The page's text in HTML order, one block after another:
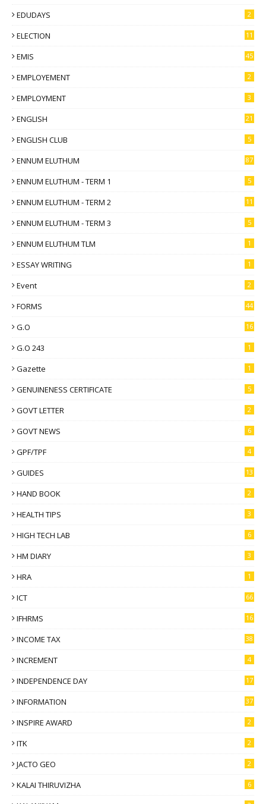
EDUDAYS 2
ELECTION 11
EMIS 45
EMPLOYEMENT 2
EMPLOYMENT 3
ENGLISH 21
ENGLISH CLUB 5
ENNUM ELUTHUM 87
ENNUM ELUTHUM - TERM 1 5
ENNUM ELUTHUM - TERM 2 11
ENNUM ELUTHUM - TERM 3 5
ENNUM ELUTHUM TLM 1
ESSAY WRITING 1
Event 2
FORMS 44
G.O 16
G.O 243 1
Gazette 1
GENUINENESS CERTIFICATE 5
GOVT LETTER 2
GOVT NEWS 6
GPF/TPF 4
GUIDES 13
HAND BOOK 2
HEALTH TIPS 3
HIGH TECH LAB 6
HM DIARY 3
HRA 1
ICT 66
IFHRMS 16
INCOME TAX 38
INCREMENT 4
INDEPENDENCE DAY 17
INFORMATION 37
INSPIRE AWARD 2
ITK 2
JACTO GEO 2
KALAI THIRUVIZHA 6